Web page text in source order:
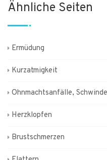
Ähnliche Seiten
Ermüdung
Kurzatmigkeit
Ohnmachtsanfälle,
Herzklopfen
Brustschmerzen